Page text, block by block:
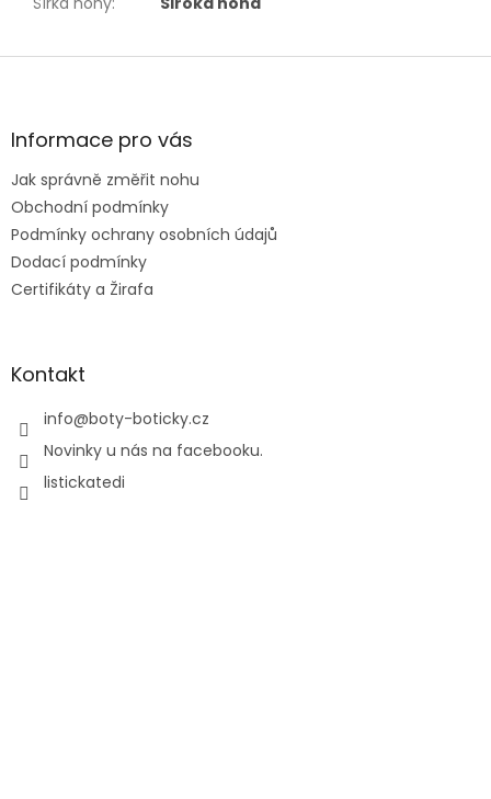
Z
aInformace pro vás
Jak správně změřit nohu
Obchodní podmínky
Podmínky ochrany osobních údajů
Dodací podmínky
Certifikáty a Žirafa
Kontakt
info@boty-boticky.cz
Novinky u nás na facebooku.
listickatedi